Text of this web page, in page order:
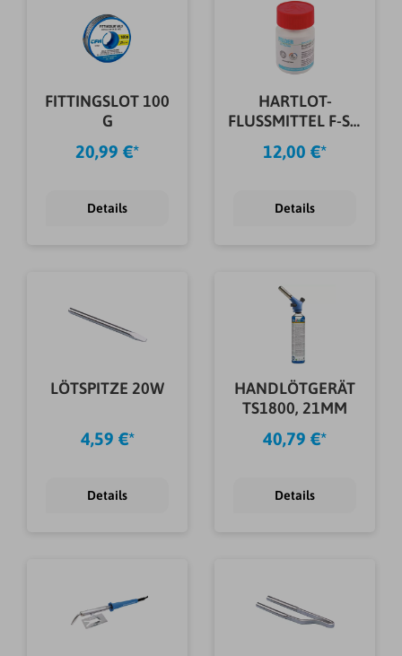
FITTINGSLOT 100
G
20,99 €*
Details
HARTLOT-
FLUSSMITTEL F-SH
1 100 G
12,00 €*
Details
LÖTSPITZE 20W
4,59 €*
Details
HANDLÖTGERÄT
TS1800, 21MM
40,79 €*
Details